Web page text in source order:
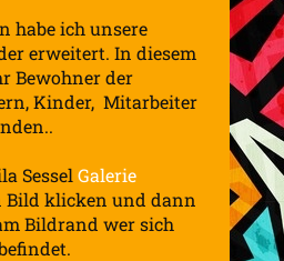
habe ich unsere
erweitert. In diesem
Bewohner der
Kinder, Mitarbeiter
Sessel Galerie
Bild klicken und dann
Bildrand wer sich